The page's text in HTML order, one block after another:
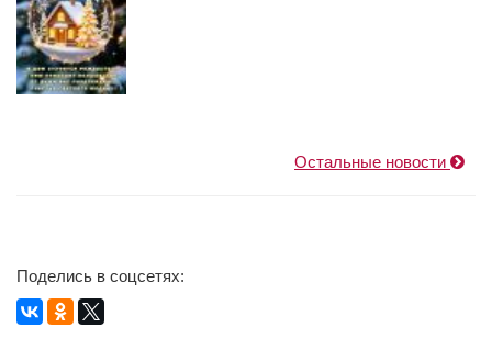
Остальные новости
Поделись в соцсетях: